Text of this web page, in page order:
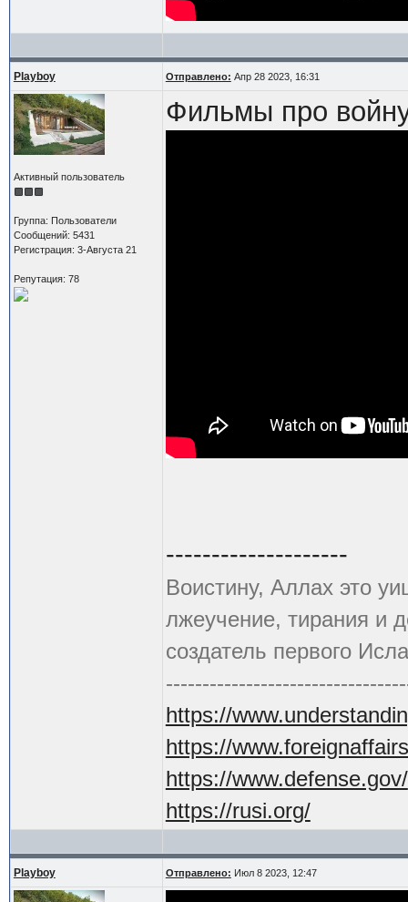
Playboy Отправлено: Апр 28 2023, 16:31
Активный пользователь
Группа: Пользователи
Сообщений: 5431
Регистрация: 3-Августа 21
Репутация: 78
Фильмы про
--------------------
Воистину, Аллах это
лжеучение, тирания и
создатель первого
https://
https://
https://www.defense.gov/
https://rusi.org/
Playboy Отправлено: Июл 8 2023, 12:47